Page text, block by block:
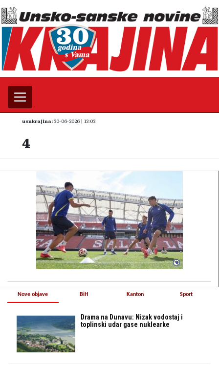
usnkrajina:30-06-2026 | 13:03
4
Nove objave
Drama na Dunavu: Nizak vodostaj i
toplinski udar gase nuklearke
BiH Kanton Sport